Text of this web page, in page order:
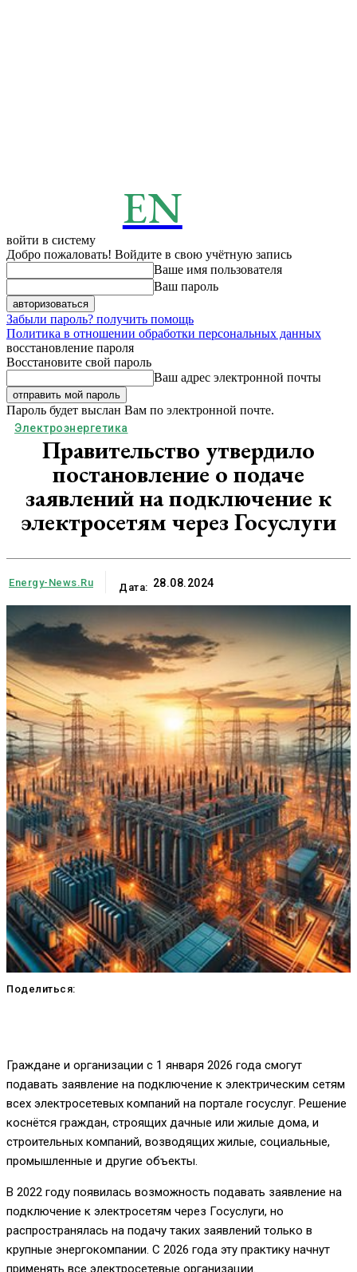
EN
войти в систему
Добро пожаловать! Войдите в свою учётную запись
Ваше имя пользователя
Ваш пароль
Забыли пароль? получить помощь
Политика в отношении обработки персональных данных
восстановление пароля
Восстановите свой пароль
Ваш адрес электронной почты
Пароль будет выслан Вам по электронной почте.
Электроэнергетика
Правительство утвердило
постановление о подаче
заявлений на подключение к
электросетям через Госуслуги
Energy-News.ru Дата: 28.08.2024
Поделиться:
Граждане и организации с 1 января 2026 года смогут
подавать заявление на подключение к электрическим сетям
всех электросетевых компаний на портале госуслуг. Решение
коснётся граждан, строящих дачные или жилые дома, и
строительных компаний, возводящих жилые, социальные,
промышленные и другие объекты.
В 2022 году появилась возможность подавать заявление на
подключение к электросетям через Госуслуги, но
распространялась на подачу таких заявлений только в
крупные энергокомпании. С 2026 года эту практику начнут
применять все электросетевые организации.